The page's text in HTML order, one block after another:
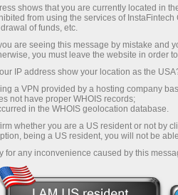
Open account
InstaForex
Account registration will not
will give a beginner ample
successful start on Forex.
use a welcome bonus,
deposit!
shows that you are currently located in
from using the services of
of funds, etc.
are seeing this message by mistake and
you must leave the website in order
IP address show your location as the
a VPN provided by a hosting company
not have proper WHOIS records;
in the WHOIS geolocation database.
whether you are a US resident or not by
being a US resident, you will not be
for any inconvenience caused by this